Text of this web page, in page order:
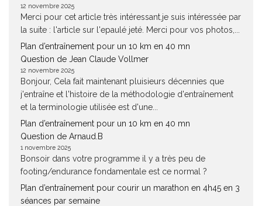
12 novembre 2025
Merci pour cet article très intéressant.je suis intéressée par
la suite : l'article sur l'epaulé jeté. Merci pour vos photos,...
Plan d’entraînement pour un 10 km en 40 mn
Question de Jean Claude Vollmer
12 novembre 2025
Bonjour, Cela fait maintenant pluisieurs décennies que
j'entraîne et l'histoire de la méthodologie d'entraînement
et la terminologie utilisée est d'une...
Plan d’entraînement pour un 10 km en 40 mn
Question de Arnaud.B
1 novembre 2025
Bonsoir dans votre programme il y a très peu de
footing/endurance fondamentale est ce normal ?
Plan d’entraînement pour courir un marathon en 4h45 en 3
séances par semaine